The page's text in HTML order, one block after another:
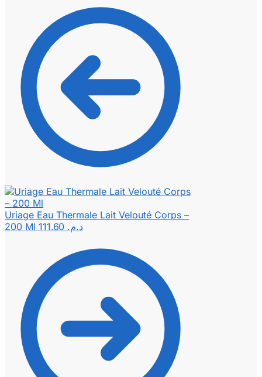
Uriage Eau Thermale Lait Velouté Corps –
200 Ml
د.م.